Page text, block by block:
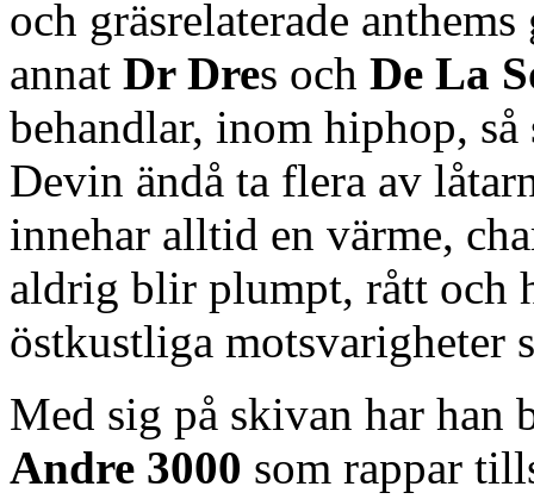
och gräsrelaterade
annat Dr Dres och De La
behandlar, inom hiphop,
Devin ändå ta flera av
innehar alltid en värme,
aldrig blir plumpt, rått och
östkustliga motsvarigheter
Med sig på skivan har han
Andre 3000 som rappar